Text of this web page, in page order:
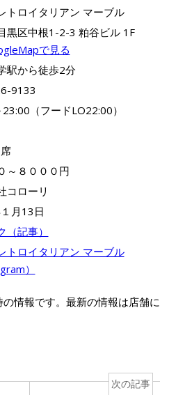
トロイタリアン マーブル
黒区中根1-2-3 粕谷ビル 1F
で見る
駅から徒歩2分
9133
（フードLO22:00）
～８０００円
コローリ
月13日
（記事）
トロイタリアン マーブル
）
情報です。最新の情報は店舗に
次の記事